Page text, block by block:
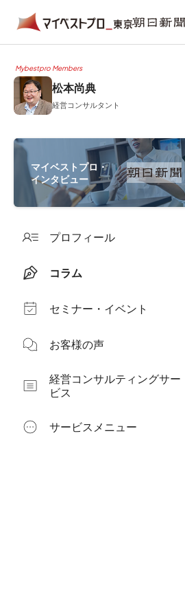
Mybestpro Members
松本尚典
経営コンサルタント
マイベストプロ・
インタビュー
プロフィール
コラム
セミナー・イベント
お客様の声
経営コンサルティングサー
ビス
サービスメニュー